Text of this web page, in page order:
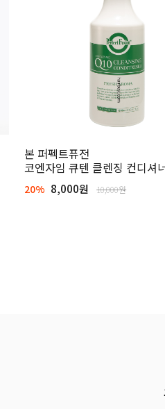
본 퍼펙트퓨전
코엔자임 큐텐 클렌징 컨디셔
20% 8,000원 10,000원